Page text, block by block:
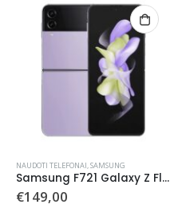
NAUDOTI TELEFONAI SAMSUNG
Samsung F721 Galaxy Z Flip 4 512 GB (naudotas)
€149,00